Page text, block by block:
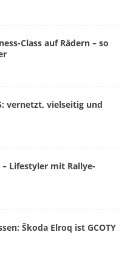
Class auf Rädern – so
vernetzt, vielseitig und
– Lifestyler mit Rallye-
Škoda Elroq ist GCOTY